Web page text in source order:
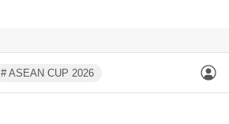
# ASEAN CUP 2026